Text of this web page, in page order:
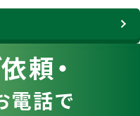
ご希望の場所を指定し
接お伺いして説明させ
お問い合わせくださ
イヤルにご連絡いただ
ください）
ットもご用意しておりま
頼・
電話で